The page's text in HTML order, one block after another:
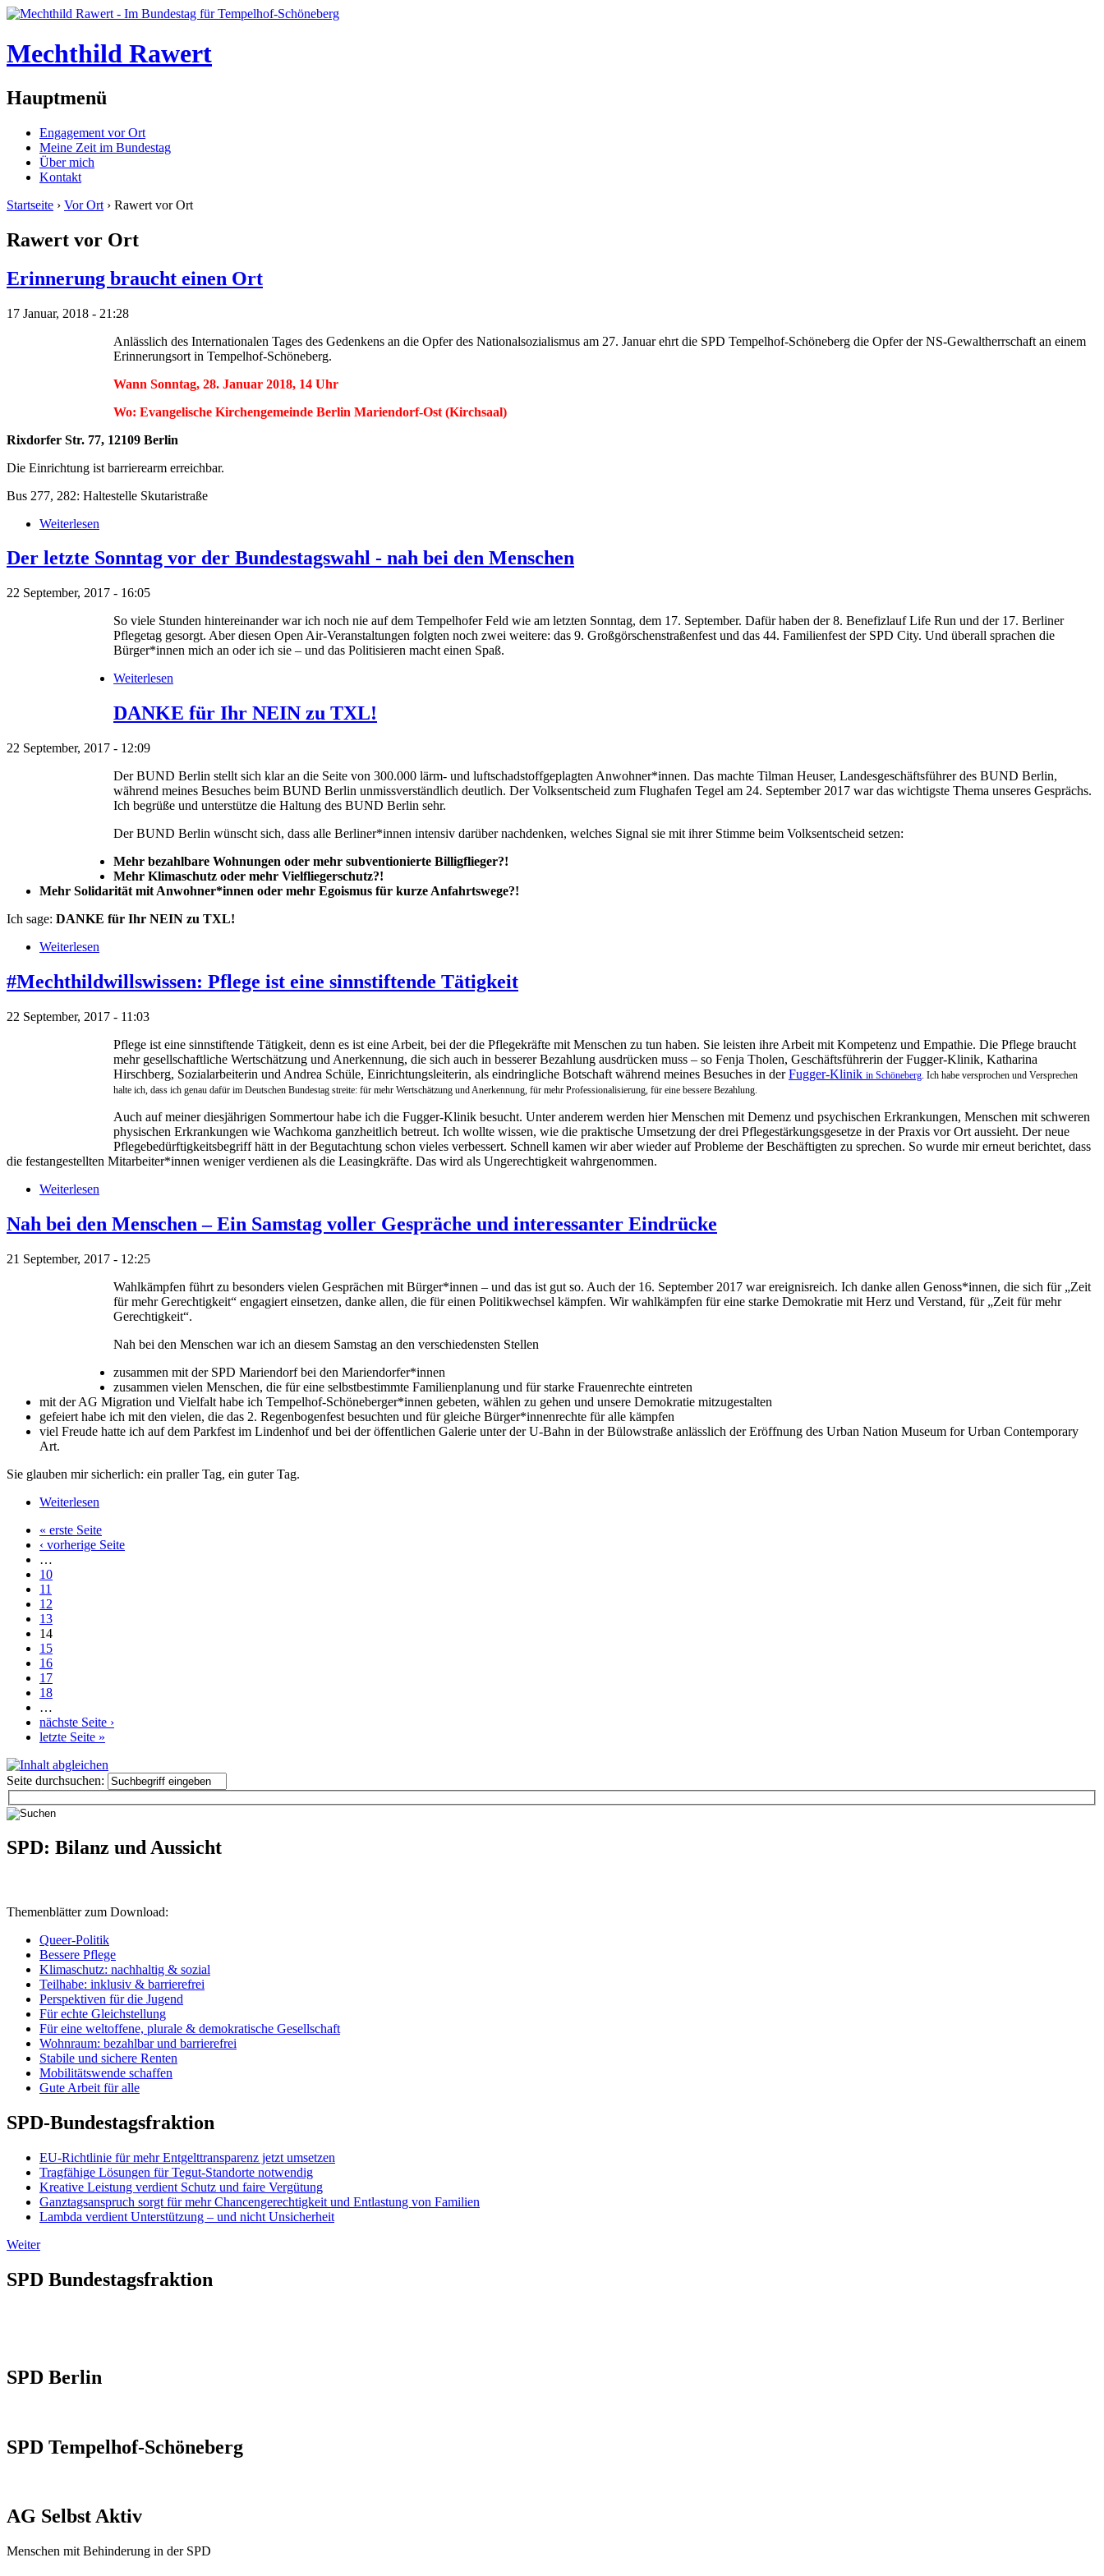
Mechthild Rawert
Hauptmenü
Engagement vor Ort
Meine Zeit im Bundestag
Über mich
Kontakt
Startseite › Vor Ort › Rawert vor Ort
Rawert vor Ort
Erinnerung braucht einen Ort
17 Januar, 2018 - 21:28
Anlässlich des Internationalen Tages des Gedenkens an die Opfer des Nationalsozialismus am 27. Januar ehrt die SPD Tempelhof-Schöneberg die Opfer der NS-Gewaltherrschaft an einem
Erinnerungsort in Tempelhof-Schöneberg.
Wann Sonntag, 28. Januar 2018, 14 Uhr
Wo: Evangelische Kirchengemeinde Berlin Mariendorf-Ost (Kirchsaal)
Rixdorfer Str. 77, 12109 Berlin
Die Einrichtung ist barrierearm erreichbar.
Bus 277, 282: Haltestelle Skutaristraße
Weiterlesen
Der letzte Sonntag vor der Bundestagswahl - nah bei den Menschen
22 September, 2017 - 16:05
So viele Stunden hintereinander war ich noch nie auf dem Tempelhofer Feld wie am letzten Sonntag, dem 17. September. Dafür haben der 8. Benefizlauf Life Run und der 17. Berliner
Pflegetag gesorgt. Aber diesen Open Air-Veranstaltungen folgten noch zwei weitere: das 9. Großgörschenstraßenfest und das 44. Familienfest der SPD City. Und überall sprachen die
Bürger*innen mich an oder ich sie – und das Politisieren macht einen Spaß.
Weiterlesen
DANKE für Ihr NEIN zu TXL!
22 September, 2017 - 12:09
Der BUND Berlin stellt sich klar an die Seite von 300.000 lärm- und luftschadstoffgeplagten Anwohner*innen. Das machte Tilman Heuser, Landesgeschäftsführer des BUND Berlin,
während meines Besuches beim BUND Berlin unmissverständlich deutlich. Der Volksentscheid zum Flughafen Tegel am 24. September 2017 war das wichtigste Thema unseres Gesprächs.
Ich begrüße und unterstütze die Haltung des BUND Berlin sehr.
Der BUND Berlin wünscht sich, dass alle Berliner*innen intensiv darüber nachdenken, welches Signal sie mit ihrer Stimme beim Volksentscheid setzen:
Mehr bezahlbare Wohnungen oder mehr subventionierte Billigflieger?!
Mehr Klimaschutz oder mehr Vielfliegerschutz?!
Mehr Solidarität mit Anwohner*innen oder mehr Egoismus für kurze Anfahrtswege?!
Ich sage: DANKE für Ihr NEIN zu TXL!
Weiterlesen
#Mechthildwillswissen: Pflege ist eine sinnstiftende Tätigkeit
22 September, 2017 - 11:03
Pflege ist eine sinnstiftende Tätigkeit, denn es ist eine Arbeit, bei der die Pflegekräfte mit Menschen zu tun haben. Sie leisten ihre Arbeit mit Kompetenz und Empathie. Die Pflege braucht
mehr gesellschaftliche Wertschätzung und Anerkennung, die sich auch in besserer Bezahlung ausdrücken muss – so Fenja Tholen, Geschäftsführerin der Fugger-Klinik, Katharina
Hirschberg, Sozialarbeiterin und Andrea Schüle, Einrichtungsleiterin, als eindringliche Botschaft während meines Besuches in derFugger-Klinik in Schöneberg. Ich habe versprochen und Versprechen
halte ich, dass ich genau dafür im Deutschen Bundestag streite: für mehr Wertschätzung und Anerkennung, für mehr Professionalisierung, für eine bessere Bezahlung.
Auch auf meiner diesjährigen Sommertour habe ich die Fugger-Klinik besucht. Unter anderem werden hier Menschen mit Demenz und psychischen Erkrankungen, Menschen mit schweren
physischen Erkrankungen wie Wachkoma ganzheitlich betreut. Ich wollte wissen, wie die praktische Umsetzung der drei Pflegestärkungsgesetze in der Praxis vor Ort aussieht. Der neue
Pflegebedürftigkeitsbegriff hätt in der Begutachtung schon vieles verbessert. Schnell kamen wir aber wieder auf Probleme der Beschäftigten zu sprechen. So wurde mir erneut berichtet, dass
die festangestellten Mitarbeiter*innen weniger verdienen als die Leasingkräfte. Das wird als Ungerechtigkeit wahrgenommen.
Weiterlesen
Nah bei den Menschen – Ein Samstag voller Gespräche und interessanter Eindrücke
21 September, 2017 - 12:25
Wahlkämpfen führt zu besonders vielen Gesprächen mit Bürger*innen – und das ist gut so. Auch der 16. September 2017 war ereignisreich. Ich danke allen Genoss*innen, die sich für „Zeit
für mehr Gerechtigkeit“ engagiert einsetzen, danke allen, die für einen Politikwechsel kämpfen. Wir wahlkämpfen für eine starke Demokratie mit Herz und Verstand, für „Zeit für mehr
Gerechtigkeit“.
Nah bei den Menschen war ich an diesem Samstag an den verschiedensten Stellen
zusammen mit der SPD Mariendorf bei den Mariendorfer*innen
zusammen vielen Menschen, die für eine selbstbestimmte Familienplanung und für starke Frauenrechte eintreten
mit der AG Migration und Vielfalt habe ich Tempelhof-Schöneberger*innen gebeten, wählen zu gehen und unsere Demokratie mitzugestalten
gefeiert habe ich mit den vielen, die das 2. Regenbogenfest besuchten und für gleiche Bürger*innenrechte für alle kämpfen
viel Freude hatte ich auf dem Parkfest im Lindenhof und bei der öffentlichen Galerie unter der U-Bahn in der Bülowstraße anlässlich der Eröffnung des Urban Nation Museum for Urban Contemporary
Art.
Sie glauben mir sicherlich: ein praller Tag, ein guter Tag.
Weiterlesen
« erste Seite
‹ vorherige Seite
…
10
11
12
13
14
15
16
17
18
…
nächste Seite ›
letzte Seite »
Seite durchsuchen:
SPD: Bilanz und Aussicht
Themenblätter zum Download:
Queer-Politik
Bessere Pflege
Klimaschutz: nachhaltig & sozial
Teilhabe: inklusiv & barrierefrei
Perspektiven für die Jugend
Für echte Gleichstellung
Für eine weltoffene, plurale & demokratische Gesellschaft
Wohnraum: bezahlbar und barrierefrei
Stabile und sichere Renten
Mobilitätswende schaffen
Gute Arbeit für alle
SPD-Bundestagsfraktion
EU-Richtlinie für mehr Entgelttransparenz jetzt umsetzen
Tragfähige Lösungen für Tegut-Standorte notwendig
Kreative Leistung verdient Schutz und faire Vergütung
Ganztagsanspruch sorgt für mehr Chancengerechtigkeit und Entlastung von Familien
Lambda verdient Unterstützung – und nicht Unsicherheit
Weiter
SPD Bundestagsfraktion
SPD Berlin
SPD Tempelhof-Schöneberg
AG Selbst Aktiv
Menschen mit Behinderung in der SPD